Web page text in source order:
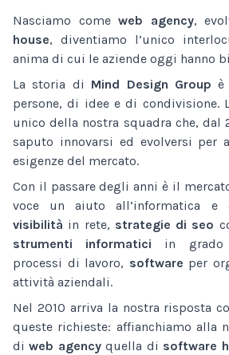
Nasciamo come web agency,
house, diventiamo l’unico
anima di cui le aziende oggi hanno
La storia di Mind Design Group è
persone, di idee e di condivisione.
unico della nostra squadra che, dal
saputo innovarsi ed evolversi per
esigenze del mercato.
Con il passare degli anni è il
voce un aiuto all’informatica e
visibilità in rete, strategie di seo
strumenti informatici in grado
processi di lavoro, software per
attività aziendali.
Nel 2010 arriva la nostra risposta
queste richieste: affianchiamo alla
diweb agencyquella di software